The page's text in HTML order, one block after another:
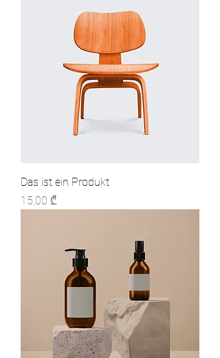
Das ist ein Produkt
Preis
15,00 ₾